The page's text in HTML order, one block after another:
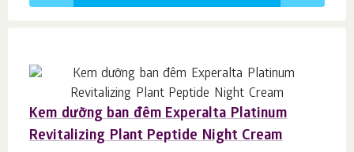
Kem dưỡng ban đêm Experalta Platinum
Revitalizing Plant Peptide Night Cream